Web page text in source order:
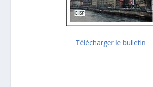
Télécharger le bulletin